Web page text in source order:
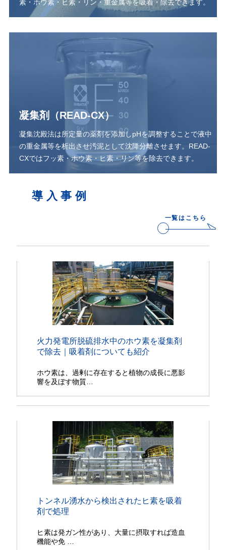
素・ホウ素・ヒ素・リン・重金属等を吸着・除去できます。
凝集剤（READ-CX）
凝集沈殿法は所定量の薬剤を添加しpHを調整することで液中
の重金属等を析出させ汚泥として沈降分離させます。READ-
CXではフッ素・ホウ素・ヒ素・リン等を除去できます。
導入事例
一覧はこちら
火力発電所脱硫排水中のホウ素を凝集剤
で除去｜吸着剤についても紹介
ホウ素は、過剰に存在すると植物の成長に悪影
響を及ぼす物質…
トンネル湧水から検出されたヒ素を吸着
剤で処理
ヒ素は発ガン性があり、大量に摂取すれば造血
機能や免 …